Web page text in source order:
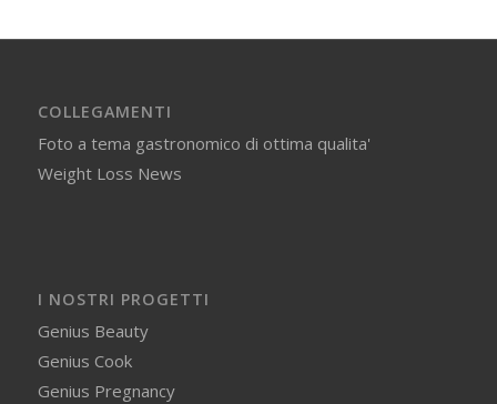
COLLEGAMENTI
Foto a tema gastronomico di ottima qualita'
Weight Loss News
I NOSTRI PROGETTI
Genius Beauty
Genius Cook
Genius Pregnancy